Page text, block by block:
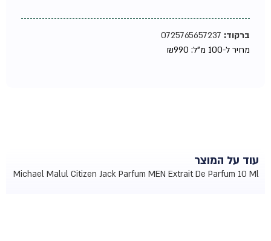
ברקוד:0725765657237
מחיר ל-100 מ"ל:
₪990
עוד על המוצר
Michael Malul Citizen Jack Parfum MEN Extrait De Parfum 10 Ml